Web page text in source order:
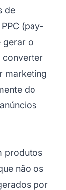
de
(pay-
gerar o
converter
marketing
do
produtos
não os
por